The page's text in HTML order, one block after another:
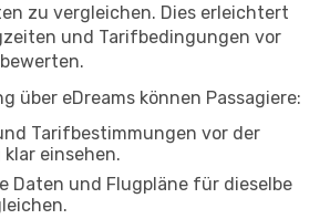
zu vergleichen. Dies erleichtert
und Tarifbedingungen vor
über eDreams können Passagiere:
Tarifbestimmungen vor der
einsehen.
Daten und Flugpläne für dieselbe